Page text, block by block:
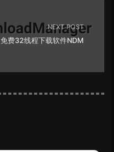
NEXT POST
免费32线程下载软件NDM